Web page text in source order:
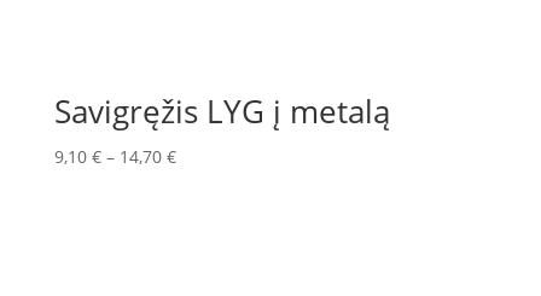
Savigręžis LYG į metalą
9,10 €– 14,70 €